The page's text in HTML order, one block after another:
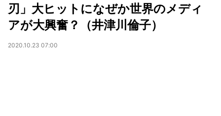
刃」大ヒットになぜか世界のメディ
アが大興奮？（井津川倫子）
2020.10.23 07:00